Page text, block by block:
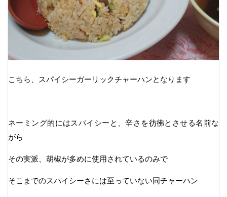
こちら、スパイシーガーリックチャーハンとなります
ネーミング的にはスパイシーと、辛さを彷彿とさせる名前な
がら
その実派、胡椒が多めに使用されているのみで
そこまでのスパイシーさには至っていない同チャーハン